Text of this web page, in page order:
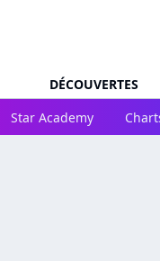
DÉCOUVERTES
Star Academy